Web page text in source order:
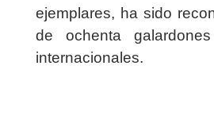
ejemplares, ha sido
de ochenta
internacionales.